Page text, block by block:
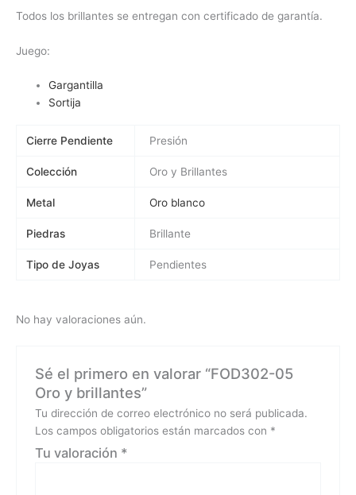
Todos los brillantes se entregan con certificado de garantía.
Juego:
Gargantilla
Sortija
Cierre Pendiente Presión
Colección Oro y Brillantes
Metal Oro blanco
Piedras Brillante
Tipo de Joyas Pendientes
No hay valoraciones aún.
Sé el primero en valorar “FOD302-05
Oro y brillantes”
Tu dirección de correo electrónico no será publicada.
Los campos obligatorios están marcados con *
Tu valoración *